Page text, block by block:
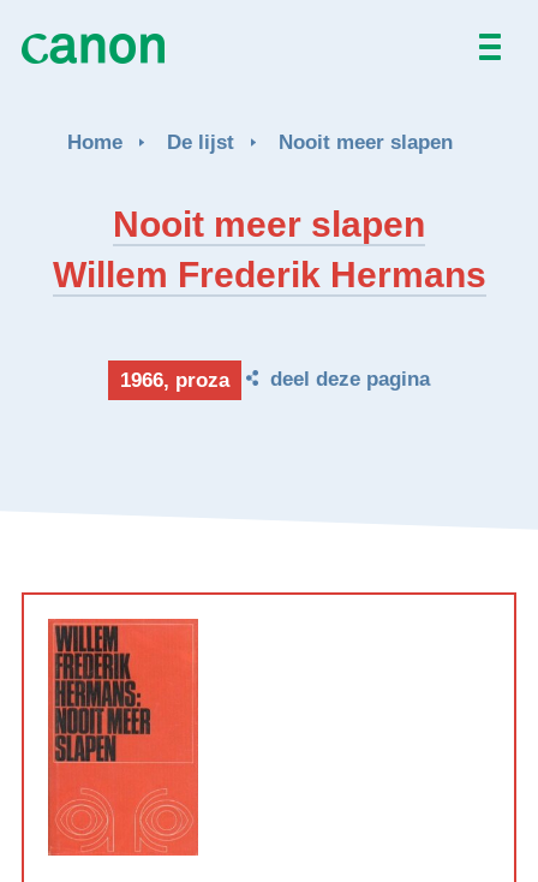
Nieuws
Home De lijst Nooit meer slapen
Nooit meer slapen
Willem Frederik Hermans
1966, proza deel deze pagina